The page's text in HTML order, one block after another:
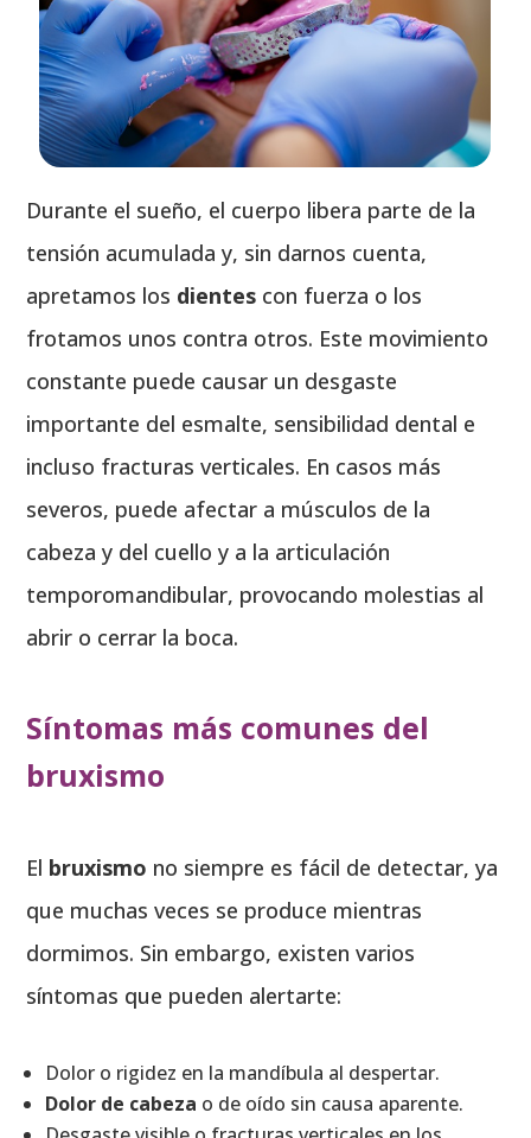
Durante el sueño, el cuerpo libera parte de la
tensión acumulada y, sin darnos cuenta,
apretamos los dientes con fuerza o los
frotamos unos contra otros. Este movimiento
constante puede causar un desgaste
importante del esmalte, sensibilidad dental e
incluso fracturas verticales. En casos más
severos, puede afectar a músculos de la
cabeza y del cuello y a la articulación
temporomandibular, provocando molestias al
abrir o cerrar la boca.
Síntomas más comunes del
bruxismo
El bruxismo no siempre es fácil de detectar, ya
que muchas veces se produce mientras
dormimos. Sin embargo, existen varios
síntomas que pueden alertarte:
Dolor o rigidez en la mandíbula al despertar.
Dolor de cabeza o de oído sin causa aparente.